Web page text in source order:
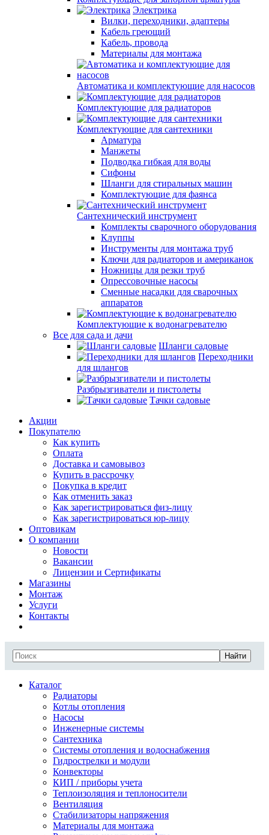
Электрика
Вилки, переходники, адаптеры
Кабель греющий
Кабель, провода
Материалы для монтажа
Автоматика и комплектующие для насосов
Комплектующие для радиаторов
Комплектующие для сантехники
Арматура
Манжеты
Подводка гибкая для воды
Сифоны
Шланги для стиральных машин
Комплектующие для фаянса
Сантехнический инструмент
Комплекты сварочного оборудования
Клуппы
Инструменты для монтажа труб
Ключи для радиаторов и американок
Ножницы для резки труб
Опрессовочные насосы
Сменные насадки для сварочных
аппаратов
Комплектующие к водонагревателю
Все для сада и дачи
Шланги садовые
Переходники
для шлангов
Разбрызгиватели и пистолеты
Тачки садовые
Акции
Покупателю
Как купить
Оплата
Доставка и самовывоз
Купить в рассрочку
Покупка в кредит
Как отменить заказ
Как зарегистрироваться физ-лицу
Как зарегистрироваться юр-лицу
Оптовикам
О компании
Новости
Вакансии
Лицензии и Сертификаты
Магазины
Монтаж
Услуги
Контакты
Найти
Каталог
Радиаторы
Котлы отопления
Насосы
Инженерные системы
Сантехника
Системы отопления и водоснабжения
Гидрострелки и модули
Конвекторы
КИП / приборы учета
Теплоизоляция и теплоносители
Вентиляция
Стабилизаторы напряжения
Материалы для монтажа